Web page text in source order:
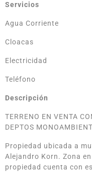
Servicios
Agua Corriente
Cloacas
Electricidad
Teléfono
Descripción
TERRENO EN VENTA
DEPTOS
Propiedad ubicada a
Alejandro Korn. Zona
propiedad cuenta con